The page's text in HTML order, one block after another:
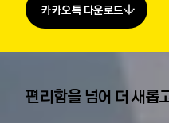
카카오톡 다운로드
편리함을 넘어 더 새롭